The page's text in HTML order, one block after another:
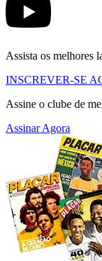
Assista os melhores
INSCREVER-SE
Assine o clube de
Assinar Agora